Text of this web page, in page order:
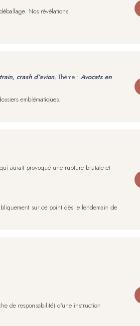
Nos révélations.
crash d’avion, Thème : Avocats en
emblématiques.
aurait provoqué une rupture brutale et
sur ce point dès le lendemain de
de responsabilité) d’une instruction